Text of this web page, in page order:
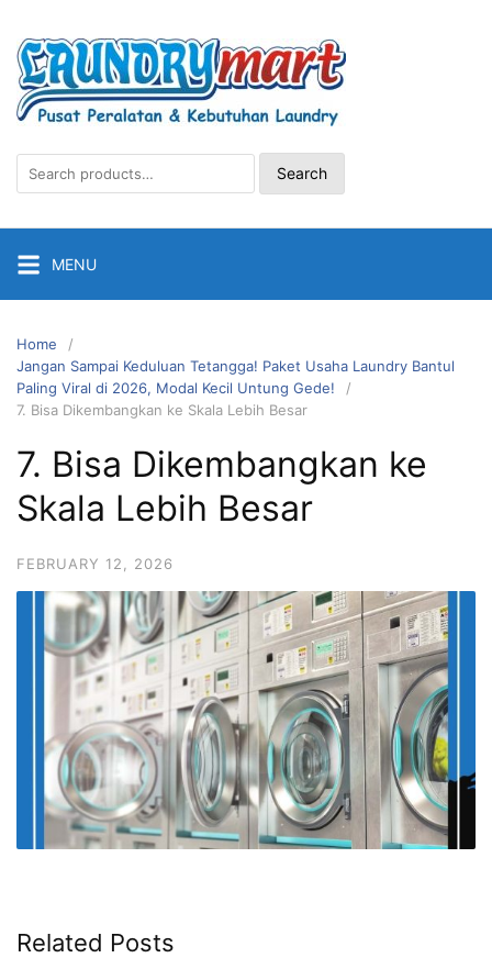
content
Search
for:
Search
MENU
Home
Jangan Sampai Keduluan Tetangga! Paket Usaha Laundry Bantul
Paling Viral di 2026, Modal Kecil Untung Gede!
7. Bisa Dikembangkan ke Skala Lebih Besar
7. Bisa Dikembangkan ke
Skala Lebih Besar
FEBRUARY 12, 2026
Related Posts